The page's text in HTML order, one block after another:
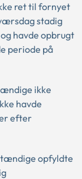
ret til fornyet
stadig
havde opbrugt
periode på
ikke
havde
efter
opfyldte